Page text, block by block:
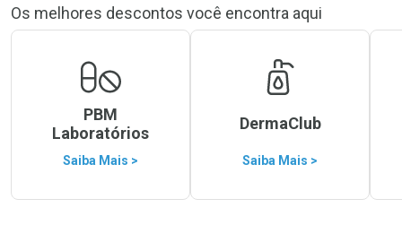
Os melhores descontos você encontra aqui
PBM
Laboratórios
Saiba Mais >
DermaClub
Saiba Mais >